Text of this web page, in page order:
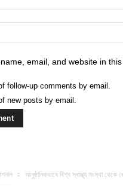
email, and website in
follow-up comments by email.
new posts by email.